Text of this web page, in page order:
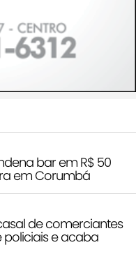
bar em R$ 50
em Corumbá
de comerciantes
e acaba